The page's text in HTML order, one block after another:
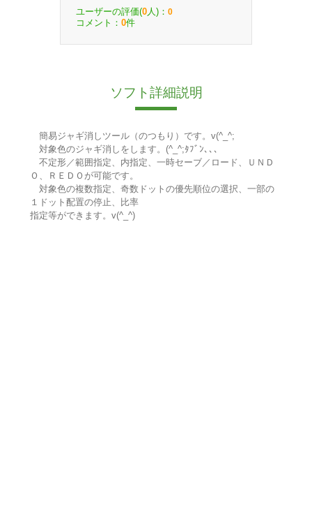
ユーザーの評価(0 人)： 0
コメント： 0件
ソフト詳細説明
簡易ジャギ消しツール（のつもり）です。v(^_^;
対象色のジャギ消しをします。(^_^;ﾀﾌﾞﾝ､､､
不定形／範囲指定、内指定、一時セーブ／ロード、ＵＮＤ
Ｏ、ＲＥＤＯが可能です。
対象色の複数指定、奇数ドットの優先順位の選択、一部の
１ドット配置の停止、比率
指定等ができます。v(^_^)